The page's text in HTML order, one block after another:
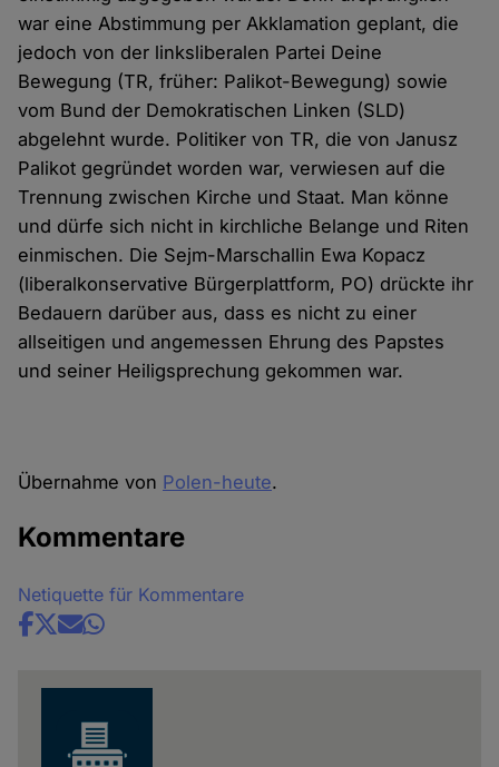
war eine Abstimmung per Akklamation geplant, die
jedoch von der linksliberalen Partei Deine
Bewegung (TR, früher: Palikot-Bewegung) sowie
vom Bund der Demokratischen Linken (SLD)
abgelehnt wurde. Politiker von TR, die von Janusz
Palikot gegründet worden war, verwiesen auf die
Trennung zwischen Kirche und Staat. Man könne
und dürfe sich nicht in kirchliche Belange und Riten
einmischen. Die Sejm-Marschallin Ewa Kopacz
(liberalkonservative Bürgerplattform, PO) drückte ihr
Bedauern darüber aus, dass es nicht zu einer
allseitigen und angemessen Ehrung des Papstes
und seiner Heiligsprechung gekommen war.
Übernahme von Polen-heute.
Kommentare
Netiquette für Kommentare
Share